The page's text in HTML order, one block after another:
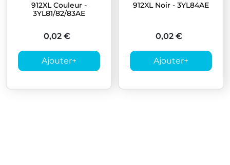
912XL Couleur -
3YL81/82/83AE
0,02 €
Ajouter+
912XL Noir - 3YL84AE
0,02 €
Ajouter+